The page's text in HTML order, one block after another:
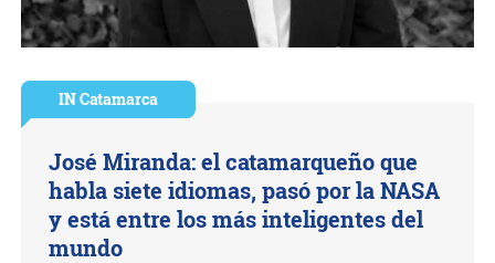
IN Catamarca
José Miranda: el catamarqueño que
habla siete idiomas, pasó por la NASA
y está entre los más inteligentes del
mundo